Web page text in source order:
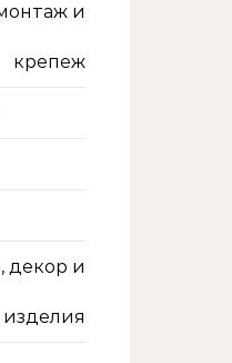
и
крепеж
декор и
изделия